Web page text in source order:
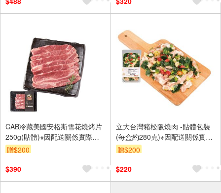
CAB冷藏美國安格斯雪花燒烤片
250g(貼體)※因配送關係實際到
貨效期約6-8天
贈$200
$390
立大台灣豬松阪燒肉 -貼體包裝
(每盒約280克)※因配送關係實際
到貨效期約2-3天
贈$200
$220